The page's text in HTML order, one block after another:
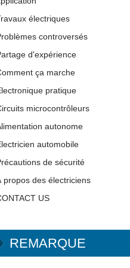
électriques
controversés
d'expérience
ça marche
pratique
microcontrôleurs
autonome
automobile
de sécurité
propos des électriciens
US
REMARQUE